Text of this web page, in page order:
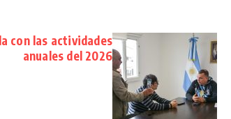
con las actividades
anuales del 2026